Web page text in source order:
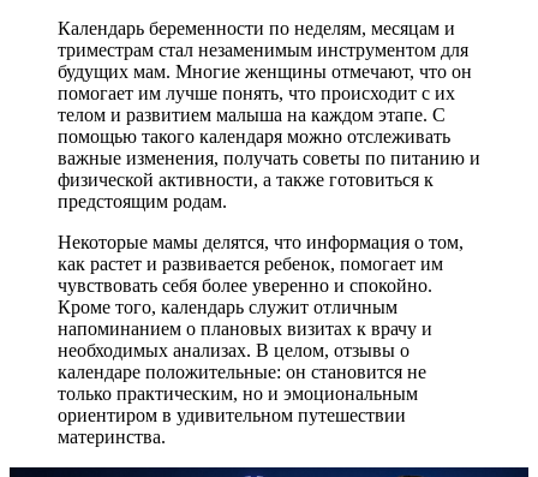
Календарь беременности по неделям, месяцам и
триместрам стал незаменимым инструментом для
будущих мам. Многие женщины отмечают, что он
помогает им лучше понять, что происходит с их
телом и развитием малыша на каждом этапе. С
помощью такого календаря можно отслеживать
важные изменения, получать советы по питанию и
физической активности, а также готовиться к
предстоящим родам.
Некоторые мамы делятся, что информация о том,
как растет и развивается ребенок, помогает им
чувствовать себя более уверенно и спокойно.
Кроме того, календарь служит отличным
напоминанием о плановых визитах к врачу и
необходимых анализах. В целом, отзывы о
календаре положительные: он становится не
только практическим, но и эмоциональным
ориентиром в удивительном путешествии
материнства.